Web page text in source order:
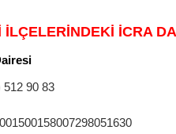
İLÇELERİNDEKİ İCRA
512 90 83